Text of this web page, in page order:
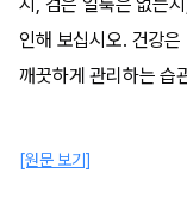
인해 보십시오. 건강
깨끗하게 관리하는 습
[원문 보기]